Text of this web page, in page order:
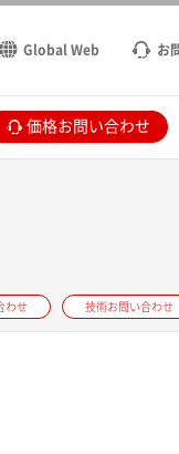
Global Web お
価格お問い合わせ
わせ 技術お問い合わせ